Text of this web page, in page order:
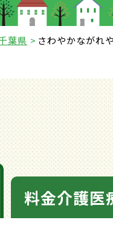
葉県 さわやかながれ
料金介護医